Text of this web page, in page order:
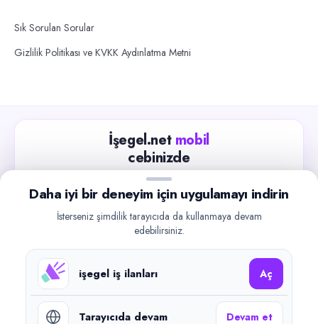
Sık Sorulan Sorular
Gizlilik Politikası ve KVKK Aydınlatma Metni
İşegel.net mobil
cebinizde
Güncel iş ilanlarını takip edin, işverenlerle hızlıca
iletişime geçin.
Google Play
©2026işegel.net. Tüm hakları saklıdır.
Daha iyi bir deneyim için uygulamayı indirin
İsterseniz şimdilik tarayıcıda da kullanmaya devam
edebilirsiniz.
işegel iş ilanları Aç
Tarayıcıda devam Devam et